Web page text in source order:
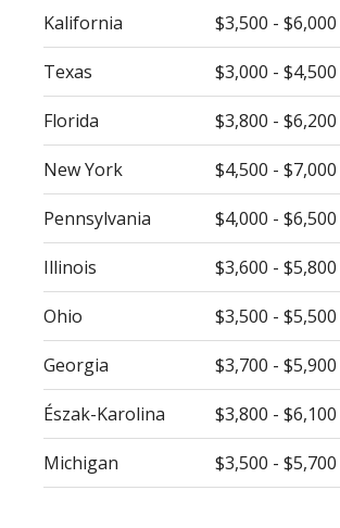
Kalifornia
$3,500 - $6,000
Texas $3,000 - $4,500
Florida $3,800 - $6,200
New York $4,500 - $7,000
Pennsylvania $4,000 - $6,500
Illinois $3,600 - $5,800
Ohio $3,500 - $5,500
Georgia $3,700 - $5,900
Észak-Karolina $3,800 - $6,100
Michigan $3,500 - $5,700